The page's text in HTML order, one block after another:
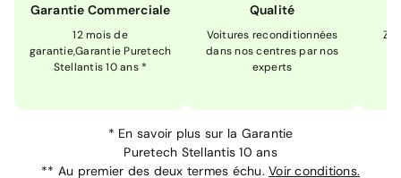
Garantie Commerciale
12 mois de
garantie,Garantie Puretech
Stellantis 10 ans *
Qualité
Voitures reconditionnées
dans nos centres par nos
experts
* En savoir plus sur la Garantie
Puretech Stellantis 10 ans
** Au premier des deux termes échu. Voir conditions.